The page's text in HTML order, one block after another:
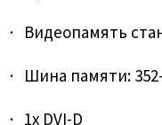
· Видеопамять
· Шина памяти:
· 1x DVI-D